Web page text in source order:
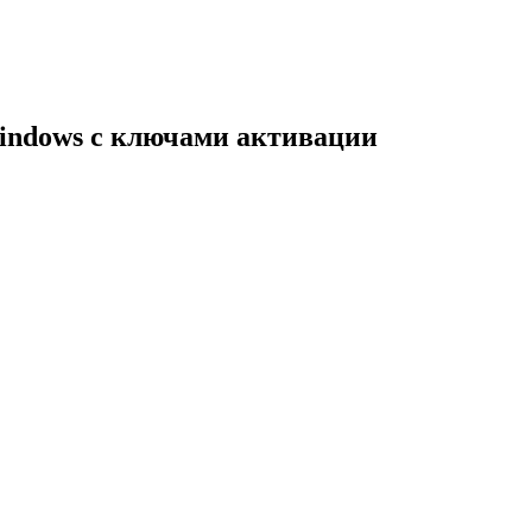
с ключами активации